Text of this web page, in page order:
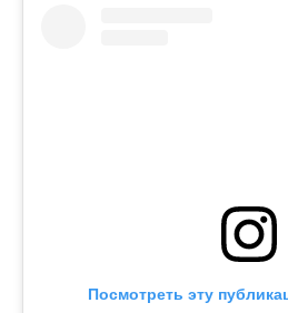
Посмотреть эту